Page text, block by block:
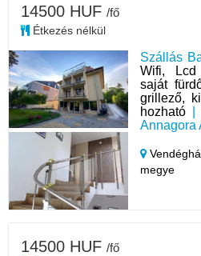
Szállás
Wifi, Lcd
saját
grillező,
hozható |
Annagora
megye
14500 HUF /fő
Étkezés nélkül
14500 HUF /fő